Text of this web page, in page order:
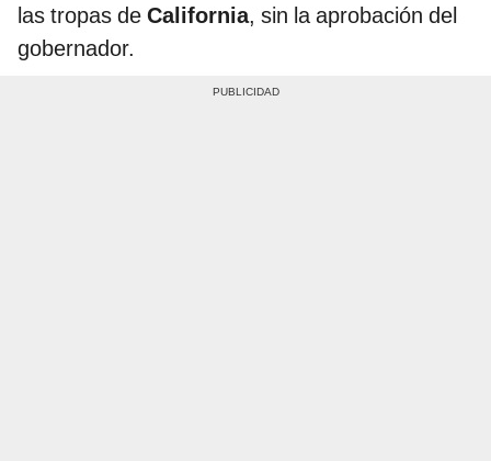
las tropas de California, sin la aprobación del
gobernador.